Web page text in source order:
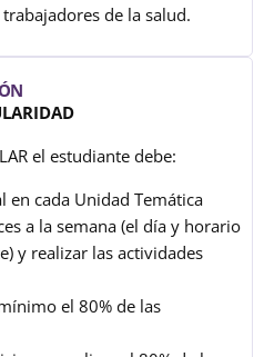
de la salud.
el estudiante debe:
en cada Unidad Temática
a la semana (el día y horario
y realizar las actividades
el 80% de las